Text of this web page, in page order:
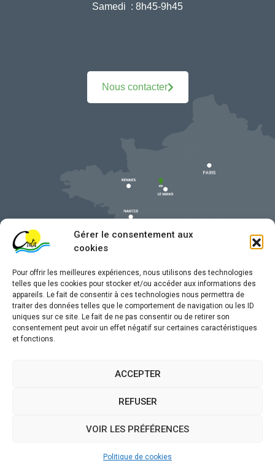
Gérer le consentement aux
cookies
Pour offrir les meilleures expériences, nous utilisons des technologies
telles que les cookies pour stocker et/ou accéder aux informations des
appareils. Le fait de consentir à ces technologies nous permettra de
traiter des données telles que le comportement de navigation ou les ID
uniques sur ce site. Le fait de ne pas consentir ou de retirer son
consentement peut avoir un effet négatif sur certaines caractéristiques
et fonctions.
ACCEPTER
REFUSER
VOIR LES PRÉFÉRENCES
Politique de cookies
Samedi : 8h45-9h45
Nous contacter
Mentions légales
Traitement de données personnelles
(sites internet de collectivités &